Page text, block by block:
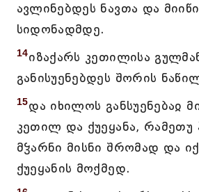
ავლინებდეს ნავთა და
სიდონადმდე.
14იზაქარს კეთილისა
განისუენებდეს შორის
15და იხილოს განსუენებაჲ
კეთილ და ქუეყანა, რამეთუ
მჴარნი მისნი შრომად და
ქუეყანის მოქმედ.